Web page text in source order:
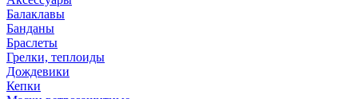
Балаклавы
Банданы
Браслеты
Грелки, теплоиды
Дождевики
Кепки